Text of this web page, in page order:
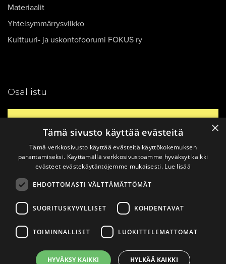
Materiaalit
Yhteisymmärrysviikko
Kulttuuri- ja uskontofoorumi FOKUS ry
Osallistu
Yhteystiedot
Ajankohtaista
Vinkkaa materiaali!
© 2026Katsomusdialogi.Made with ❤ byAvoin.Systems
×
Tämä sivusto käyttää evästeitä
Tämä verkkosivusto käyttää evästeitä käyttökokemuksen
parantamiseksi. Käyttämällä verkkosivustoamme hyväksyt kaikki
evästeet evästekäytäntöjemme mukaisesti. Lue lisää
EHDOTTOMASTI VÄLTTÄMÄTTÖMÄT
SUORITUSKYVYLLISET KOHDENTAVAT
TOIMINNALLISET LUOKITTELEMATTOMAT
HYVÄKSY KAIKKI HYLKÄÄ KAIKKI